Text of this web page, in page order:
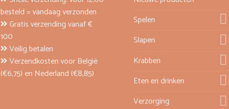
besteld = vandaag verzonden
Gratis verzending vanaf €
100
Veilig betalen
Verzendkosten voor België
(€6,75) en Nederland (€8,85)
Spelen
Slapen
Krabben
Eten en drinken
Verzorging